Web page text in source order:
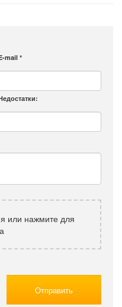
mail*
или нажмите для
Отправить